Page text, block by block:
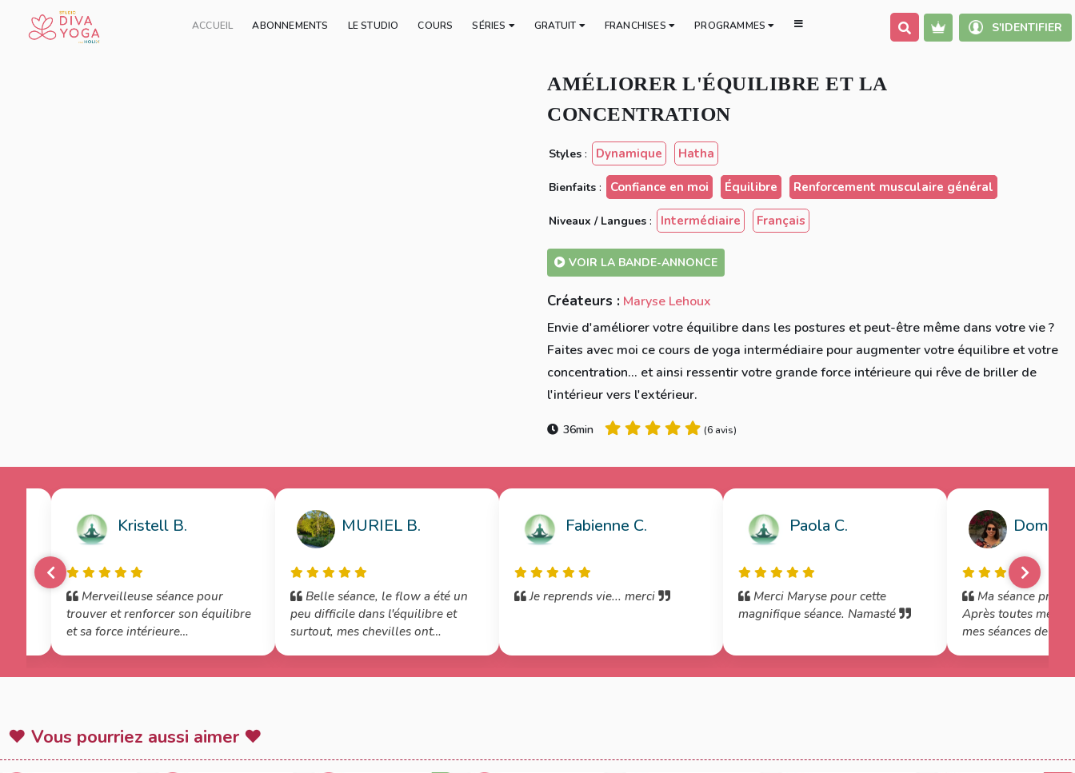
ACCUEIL ABONNEMENTS LE STUDIO COURS SÉRIES GRATUIT FRANCHISES PROGRAMMES
S'IDENTIFIER
Ajouter à ma liste
AMÉLIORER L'ÉQUILIBRE ET LA
CONCENTRATION
Styles : Dynamique Hatha
Bienfaits : Confiance en moi Équilibre Renforcement musculaire général
Niveaux / Langues : Intermédiaire Français
VOIR LA BANDE-ANNONCE
Créateurs : Maryse Lehoux
Envie d'améliorer votre équilibre dans les postures et peut-être même dans votre vie ?
Faites avec moi ce cours de yoga intermédiaire pour augmenter votre équilibre et votre
concentration... et ainsi ressentir votre grande force intérieure qui rêve de briller de
l'intérieur vers l'extérieur.
36min (6 avis)
Kristell B.
Merveilleuse séance pour
trouver et renforcer son équilibre
et sa force intérieure
MURIEL B.
Belle séance, le flow a été un
peu difficile dans l'équilibre et
surtout, mes chevilles ont
Fabienne C.
Je reprends vie... merci
Paola C.
Merci Maryse pour cette
magnifique séance. Namasté
Ma séance
Après toutes mes
mes séances de
♥ Vous pourriez aussi aimer ♥